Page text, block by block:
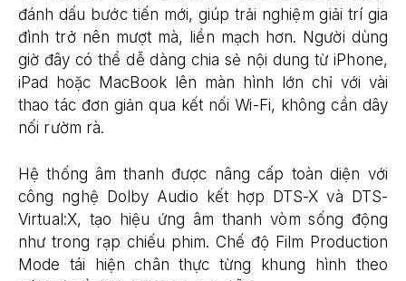
đánh dấu bước tiến mới, giúp trải nghiệm giải trí gia
đình trở nên mượt mà, liền mạch hơn. Người dùng
giờ đây có thể dễ dàng chia sẻ nội dung từ iPhone,
iPad hoặc MacBook lên màn hình lớn chỉ với vài
thao tác đơn giản qua kết nối Wi-Fi, không cần dây
nối rườm rà.
Hệ thống âm thanh được nâng cấp toàn diện với
công nghệ Dolby Audio kết hợp DTS-X và DTS-
Virtual:X, tạo hiệu ứng âm thanh vòm sống động
như trong rạp chiếu phim. Chế độ Film Production
Mode tái hiện chân thực từng khung hình theo